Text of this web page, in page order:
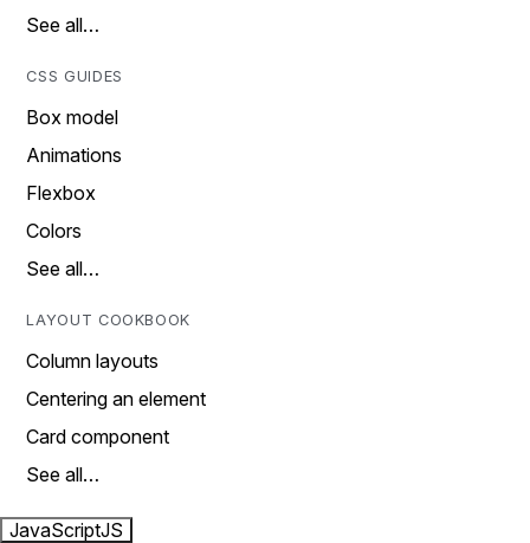
See all…
CSS GUIDES
Box model
Animations
Flexbox
Colors
See all…
LAYOUT COOKBOOK
Column layouts
Centering an element
Card component
See all…
JavaScriptJS